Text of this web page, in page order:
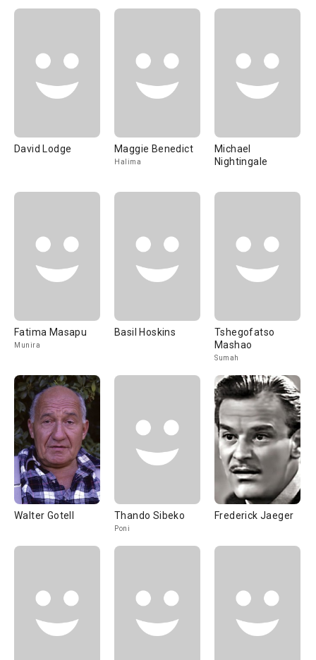
David Lodge Maggie Benedict
Halima
Michael
Nightingale
Fatima Masapu
Munira
Basil Hoskins
Tshegofatso
Mashao
Sumah
Walter Gotell Thando Sibeko
Poni
Frederick Jaeger